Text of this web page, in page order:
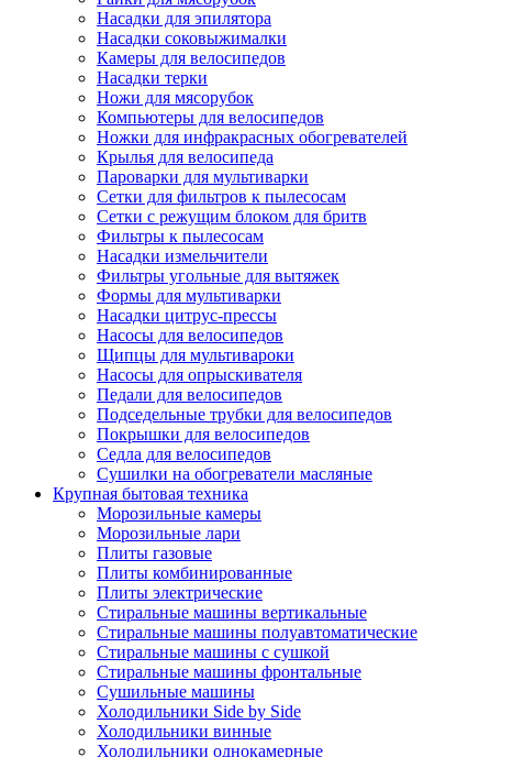
Насадки для эпилятора
Насадки соковыжималки
Камеры для велосипедов
Насадки терки
Ножи для мясорубок
Компьютеры для велосипедов
Ножки для инфракрасных обогревателей
Крылья для велосипеда
Пароварки для мультиварки
Сетки для фильтров к пылесосам
Сетки с режущим блоком для бритв
Фильтры к пылесосам
Насадки измельчители
Фильтры угольные для вытяжек
Формы для мультиварки
Насадки цитрус-прессы
Насосы для велосипедов
Щипцы для мультивароки
Насосы для опрыскивателя
Педали для велосипедов
Подседельные трубки для велосипедов
Покрышки для велосипедов
Седла для велосипедов
Сушилки на обогреватели масляные
Крупная бытовая техника
Морозильные камеры
Морозильные лари
Плиты газовые
Плиты комбинированные
Плиты электрические
Стиральные машины вертикальные
Стиральные машины полуавтоматические
Стиральные машины с сушкой
Стиральные машины фронтальные
Сушильные машины
Холодильники Side by Side
Холодильники винные
Холодильники однокамерные